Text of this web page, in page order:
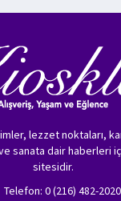
lezzet noktaları,
sanata dair haberleri
sitesidir.
Telefon: 0 (216) 482-2020